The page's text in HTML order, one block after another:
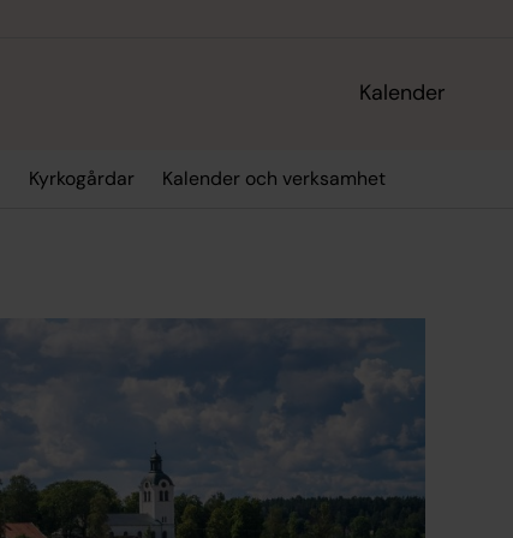
Kalender
Kyrkogårdar Kalender och verksamhet